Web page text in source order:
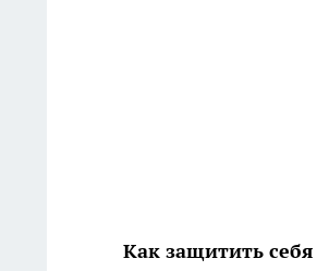
Как защитить